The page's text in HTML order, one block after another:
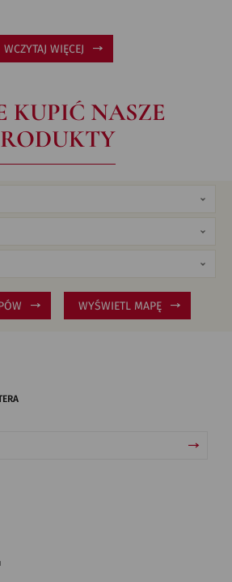
WCZYTAJ WIĘCEJ
KUPIĆ NASZE
WYŚWIETL MAPĘ